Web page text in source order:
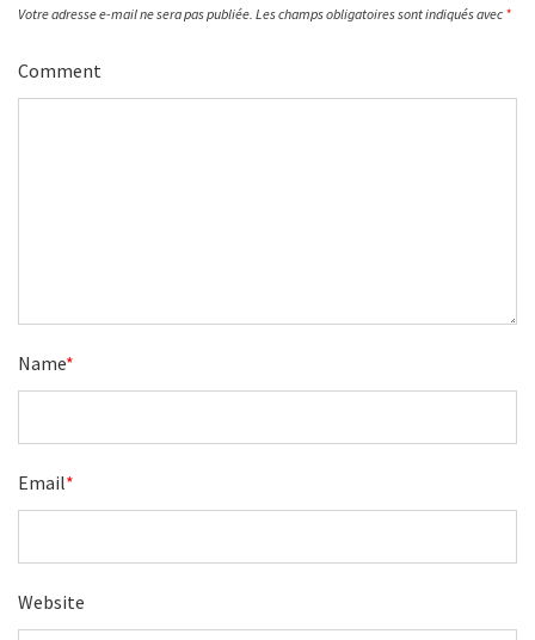
Votre adresse e-mail ne sera pas publiée. Les champs obligatoires sont indiqués avec *
Comment
Name*
Email*
Website